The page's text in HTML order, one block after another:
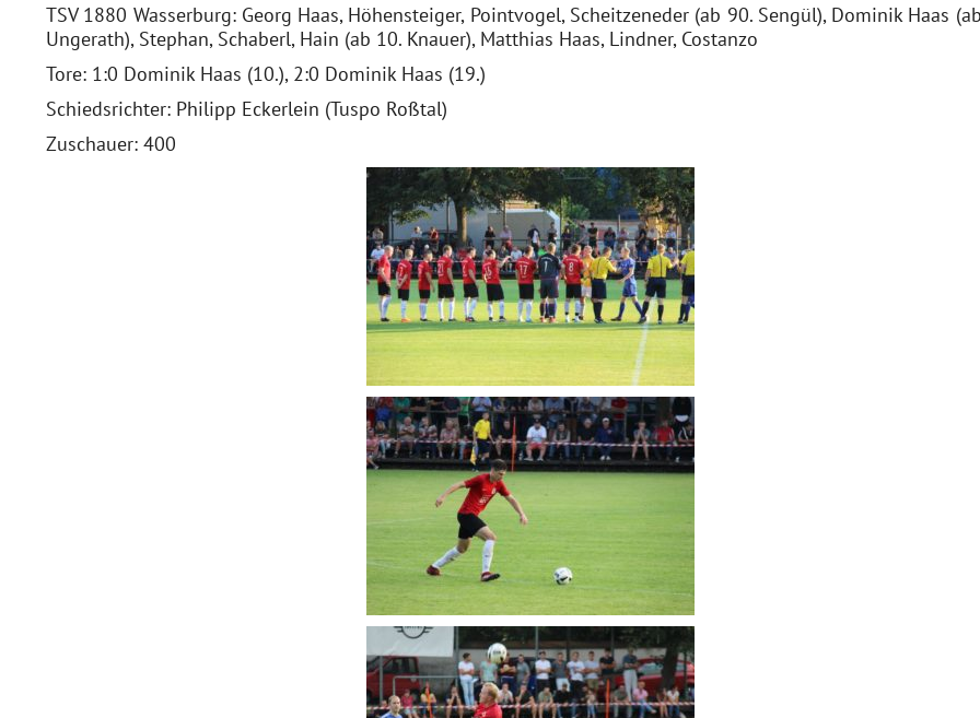
TSV 1880 Wasserburg: Georg Haas, Höhensteiger, Pointvogel, Scheitzeneder (ab 90. Sengül), Dominik Haas
Ungerath), Stephan, Schaberl, Hain (ab 10. Knauer), Matthias Haas, Lindner, Costanzo
Tore: 1:0 Dominik Haas (10.), 2:0 Dominik Haas (19.)
Schiedsrichter: Philipp Eckerlein (Tuspo Roßtal)
Zuschauer: 400